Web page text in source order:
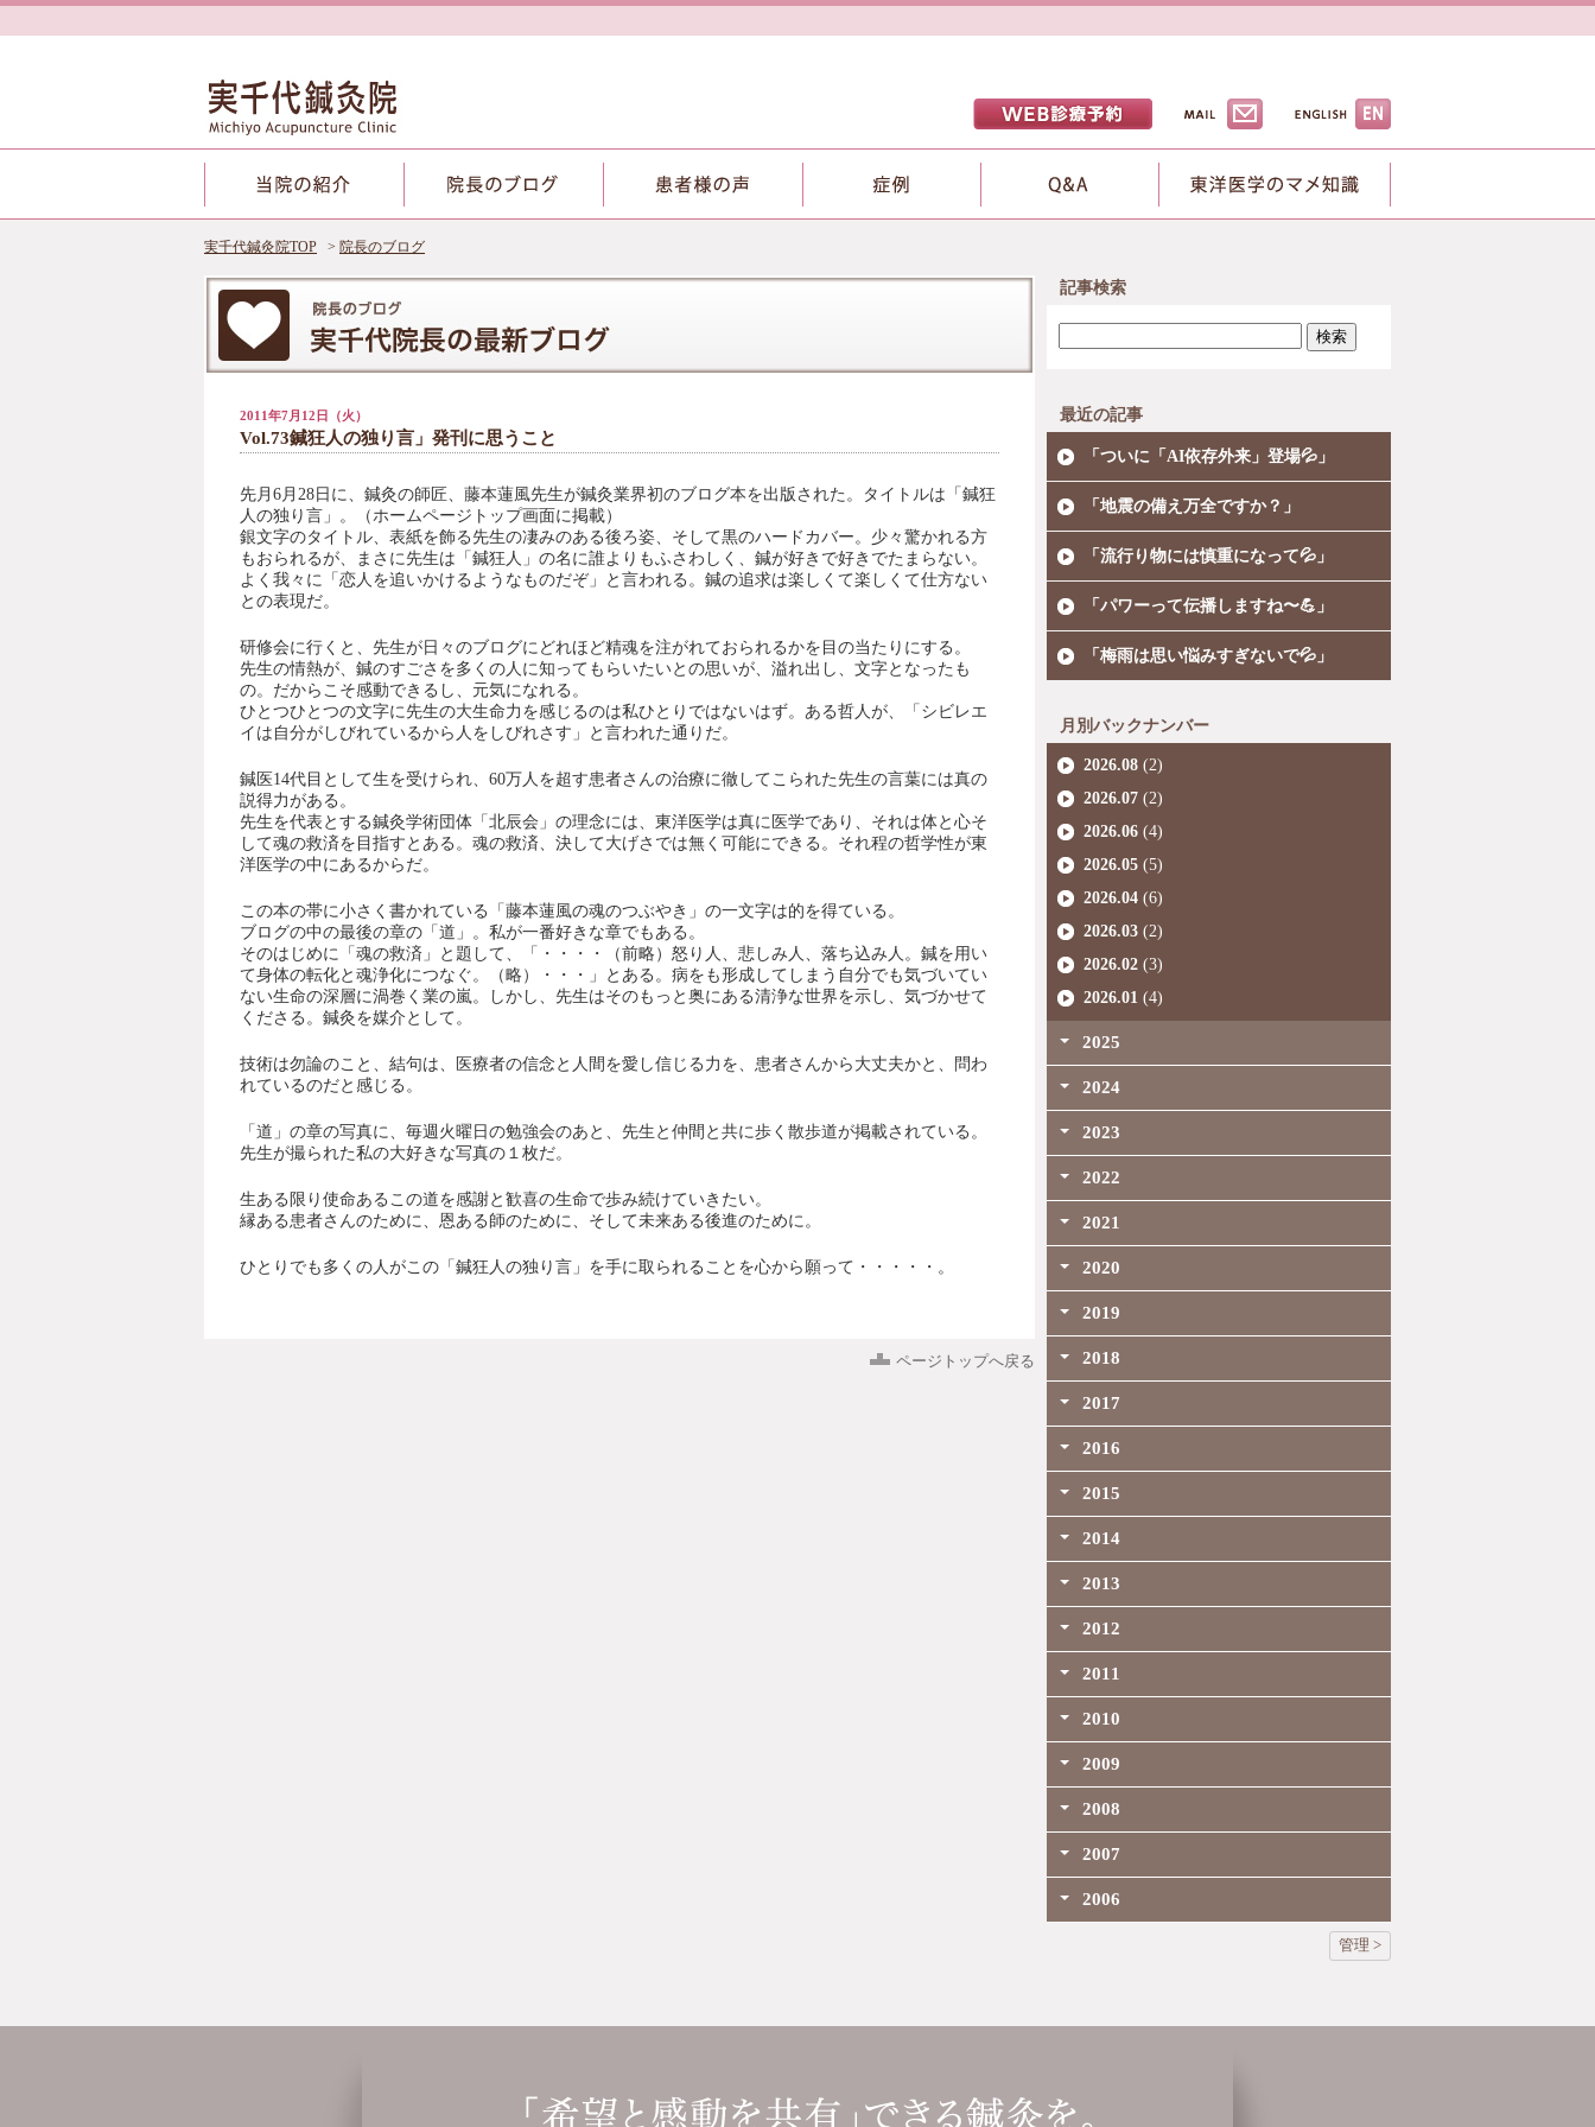
実千代鍼灸院TOP 院長のブログ
2011年7月12日（火）
Vol.73鍼狂人の独り言」発刊に思うこと
先月6月28日に、鍼灸の師匠、藤本蓮風先生が鍼灸業界初のブログ本を出版された。タイトルは「鍼狂
人の独り言」。（ホームページトップ画面に掲載）
銀文字のタイトル、表紙を飾る先生の凄みのある後ろ姿、そして黒のハードカバー。少々驚かれる方
もおられるが、まさに先生は「鍼狂人」の名に誰よりもふさわしく、鍼が好きで好きでたまらない。
よく我々に「恋人を追いかけるようなものだぞ」と言われる。鍼の追求は楽しくて楽しくて仕方ない
との表現だ。
研修会に行くと、先生が日々のブログにどれほど精魂を注がれておられるかを目の当たりにする。
先生の情熱が、鍼のすごさを多くの人に知ってもらいたいとの思いが、溢れ出し、文字となったも
の。だからこそ感動できるし、元気になれる。
ひとつひとつの文字に先生の大生命力を感じるのは私ひとりではないはず。ある哲人が、「シビレエ
イは自分がしびれているから人をしびれさす」と言われた通りだ。
鍼医14代目として生を受けられ、60万人を超す患者さんの治療に徹してこられた先生の言葉には真の
説得力がある。
先生を代表とする鍼灸学術団体「北辰会」の理念には、東洋医学は真に医学であり、それは体と心そ
して魂の救済を目指すとある。魂の救済、決して大げさでは無く可能にできる。それ程の哲学性が東
洋医学の中にあるからだ。
この本の帯に小さく書かれている「藤本蓮風の魂のつぶやき」の一文字は的を得ている。
ブログの中の最後の章の「道」。私が一番好きな章でもある。
そのはじめに「魂の救済」と題して、「・・・・（前略）怒り人、悲しみ人、落ち込み人。鍼を用い
て身体の転化と魂浄化につなぐ。（略）・・・」とある。病をも形成してしまう自分でも気づいてい
ない生命の深層に渦巻く業の嵐。しかし、先生はそのもっと奥にある清浄な世界を示し、気づかせて
くださる。鍼灸を媒介として。
技術は勿論のこと、結句は、医療者の信念と人間を愛し信じる力を、患者さんから大丈夫かと、問わ
れているのだと感じる。
「道」の章の写真に、毎週火曜日の勉強会のあと、先生と仲間と共に歩く散歩道が掲載されている。
先生が撮られた私の大好きな写真の１枚だ。
生ある限り使命あるこの道を感謝と歓喜の生命で歩み続けていきたい。
縁ある患者さんのために、恩ある師のために、そして未来ある後進のために。
ひとりでも多くの人がこの「鍼狂人の独り言」を手に取られることを心から願って・・・・・。
ページトップへ戻る
記事検索
検索
最近の記事
「ついに「AI依存外来」登場💦」
「地震の備え万全ですか？」
「流行り物には慎重になって💦」
「パワーって伝播しますね〜💪」
「梅雨は思い悩みすぎないで💦」
月別バックナンバー
2026.08 (2)
2026.07 (2)
2026.06 (4)
2026.05 (5)
2026.04 (6)
2026.03 (2)
2026.02 (3)
2026.01 (4)
2025
2024
2023
2022
2021
2020
2019
2018
2017
2016
2015
2014
2013
2012
2011
2010
2009
2008
2007
2006
管理